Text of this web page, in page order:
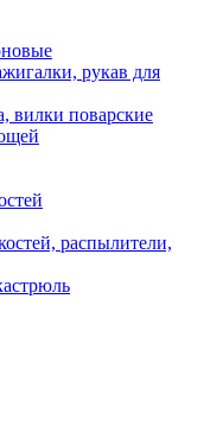
рукав для
вилки поварские
распылители,